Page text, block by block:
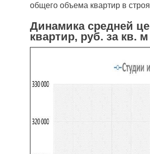
общего объема квартир в
Динамика средней
квартир, руб. за кв. м